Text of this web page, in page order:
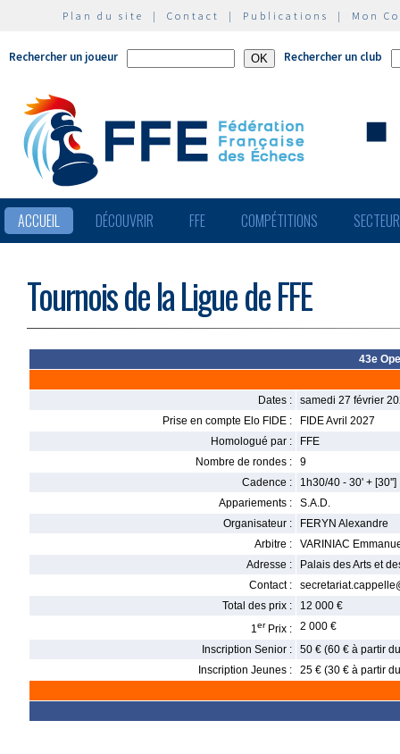
Plan du site | Contact | Publications | Mon
Rechercher un joueur Rechercher un club
ACCUEIL DÉCOUVRIR FFE COMPÉTITIONS
Tournois de la Ligue de FFE
43e
Dates :
samedi 27 février
Prise en compte Elo FIDE :
FIDE Avril 2027
Homologué par :
FFE
Nombre de rondes :
9
Cadence :
1h30/40 - 30' + [30'']
Appariements :
S.A.D.
Organisateur :
FERYN Alexandre
Arbitre :
VARINIAC
Adresse :
Palais des Arts et
Contact :
Total des prix :
12 000 €
1er Prix :
2 000 €
Inscription Senior :
50 € (60 € à partir
Inscription Jeunes :
25 € (30 € à partir